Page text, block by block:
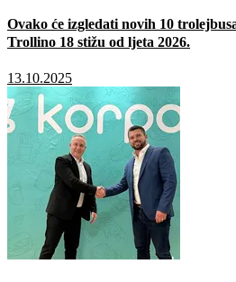
Ovako će izgledati novih 10
Trollino 18 stižu od ljeta 2026.
13.10.2025